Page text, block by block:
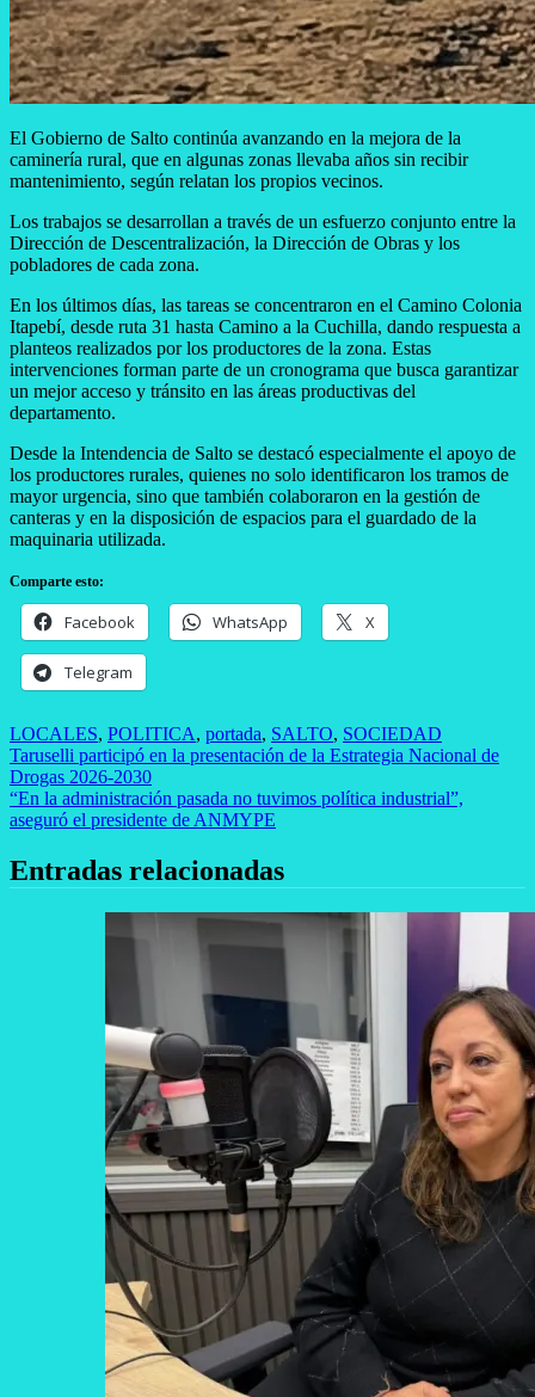
El Gobierno de Salto continúa avanzando en la mejora de la
caminería rural, que en algunas zonas llevaba años sin recibir
mantenimiento, según relatan los propios vecinos.
Los trabajos se desarrollan a través de un esfuerzo conjunto entre la
Dirección de Descentralización, la Dirección de Obras y los
pobladores de cada zona.
En los últimos días, las tareas se concentraron en el Camino Colonia
Itapebí, desde ruta 31 hasta Camino a la Cuchilla, dando respuesta a
planteos realizados por los productores de la zona. Estas
intervenciones forman parte de un cronograma que busca garantizar
un mejor acceso y tránsito en las áreas productivas del
departamento.
Desde la Intendencia de Salto se destacó especialmente el apoyo de
los productores rurales, quienes no solo identificaron los tramos de
mayor urgencia, sino que también colaboraron en la gestión de
canteras y en la disposición de espacios para el guardado de la
maquinaria utilizada.
Comparte esto:
Facebook WhatsApp X
Telegram
LOCALES, POLITICA, portada, SALTO, SOCIEDAD
Navegación
de
entradas
Taruselli participó en la presentación de la Estrategia Nacional de
Drogas 2026-2030
“En la administración pasada no tuvimos política industrial”,
aseguró el presidente de ANMYPE
Entradas relacionadas